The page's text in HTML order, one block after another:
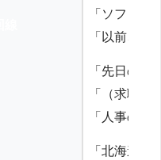
「ソフト
「以前、
「先日の
「（求職
「人事の方
「北海道